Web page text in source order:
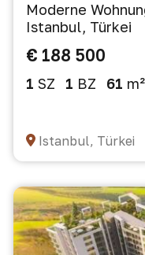
Moderne
Istanbul, Türkei
€ 188 500
1 SZ 1 BZ 61 m²
Istanbul, Türkei